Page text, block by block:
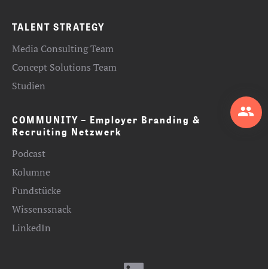
TALENT STRATEGY
Media Consulting Team
Concept Solutions Team
Studien
COMMUNITY – Employer Branding &
Recruiting Netzwerk
Podcast
Kolumne
Fundstücke
Wissenssnack
LinkedIn